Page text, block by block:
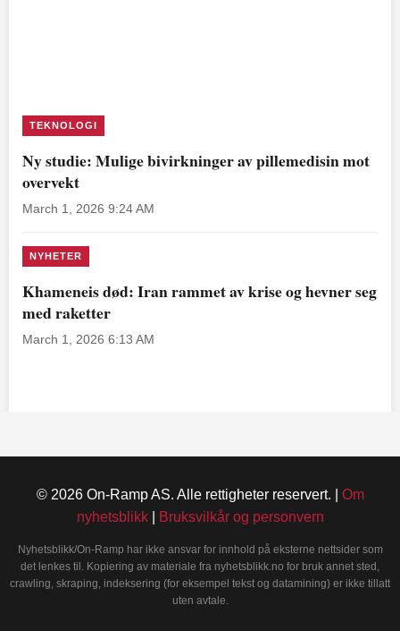
TEKNOLOGI
Ny studie: Mulige bivirkninger av pillemedisin mot
overvekt
March 1, 2026 9:24 AM
NYHETER
Khameneis død: Iran rammet av krise og hevner seg
med raketter
March 1, 2026 6:13 AM
© 2026 On-Ramp AS. Alle rettigheter reservert. | Om
nyhetsblikk| Bruksvilkår og personvern
Nyhetsblikk/On-Ramp har ikke ansvar for innhold på eksterne nettsider som
det lenkes til. Kopiering av materiale fra nyhetsblikk.no for bruk annet sted,
crawling, skraping, indeksering (for eksempel tekst og datamining) er ikke tillatt
uten avtale.